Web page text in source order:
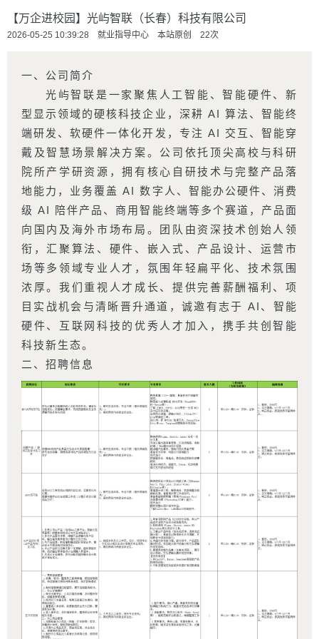
【万企进校园】光屿智联（长春）科技有限公司
2026-05-25 10:39:28 就业指导中心 本站原创 22次
一、公司简介
光屿智联是一家聚焦人工智能、智能硬件、新
型显示领域的硬核科技企业，深耕 AI 算法、智能终
端研发、软硬件一体化开发，专注 AI 交互、智能穿
戴及智慧场景解决方案。公司依托顶尖高校与科研
院所产学研资源，拥有核心自研技术与完整产品落
地能力，业务覆盖 AI 数字人、智能办公硬件、消费
级 AI 陪伴产品、商用智能终端等多个赛道，产品面
向国内及海外市场布局。团队由资深技术创始人领
衔，汇聚算法、硬件、嵌入式、产品设计、运营市
场等多领域专业人才，氛围年轻扁平化、技术氛围
浓厚。我们重视人才成长、提供完善薪酬福利、项
目实战机会与清晰晋升通道，诚邀有志于 AI、智能
硬件、互联网科技的优秀人才加入，携手共创智能
科技新生态。
二、招聘信息